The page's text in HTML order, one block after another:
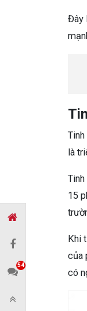
Đây
là
15
Khi
của
có
54